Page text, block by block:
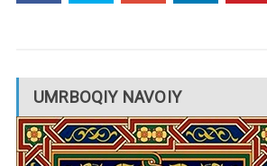
UMRBOQIY NAVOIY